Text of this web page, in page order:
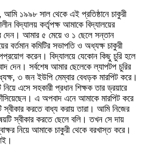
১৯৯৮ সাল থেকে এই প্রতিষ্ঠানে চাকুরী
বিদ্যালয় কর্তৃপক্ষ আমাকে বিদ্যালয়ের
দেন। আমার ৫ মেয়ে ও ১ ছেলে সন্তান
বর্তমান কমিটির সভাপতি ও অধ্যক্ষ চাকুরী
করেন। বিদ্যালয়ে যেকোন কিছু চুরি হলে
দেন। সর্বশেষ আমার ছেলেকে ল্যাপটপ চুরির
৩ জন ইউপি মেম্বার বেধড়ক মারপিট করে।
এসে সহকারী প্রধান শিক্ষক তার ড্রয়ারে
এ অপবাদ এনে আমাকে মারপিট করে
স্বীকার করতে বাধ্য করায় তারা। আমি নিজের
স্বীকার করতে ছেলে বলি। তখন সে দায়
নিয়ে আমাকে চাকুরী থেকে বরখাস্ত করে।